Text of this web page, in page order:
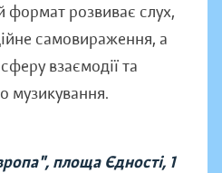
формат розвиває слух,
самовираження, а
взаємодії та
музикування.
площа Єдності, 1